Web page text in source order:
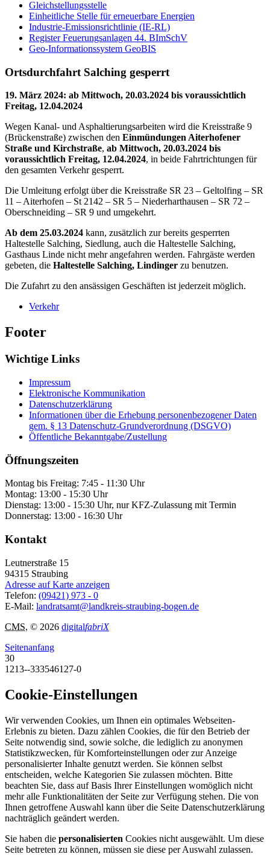
Gleichstellungsstelle
Einheitliche Stelle für erneuerbare Energien
Industrie-Emissionsrichtlinie (IE-RL)
Register Feuerungsanlagen 44. BImSchV
Geo-Informationssystem GeoBIS
Ortsdurchfahrt Salching gesperrt
19. März 2024: ab Mittwoch, 20.03.2024 bis voraussichtlich
Freitag, 12.04.2024
Wegen Kanal- und Asphaltierungsarbeiten wird die Kreisstraße 9
(Brückenstraße) zwischen den Einmündungen Aiterhofener
Straße und Kirchstraße, ab Mittwoch, 20.03.2024 bis
voraussichtlich Freitag, 12.04.2024, in beide Fahrtrichtungen für
den gesamten Verkehr gesperrt.
Die Umleitung erfolgt über die Kreisstraße SR 23 – Geltolfing – SR
11 – Aiterhofen – St 2142 – SR 5 – Niederharthausen – SR 72 –
Oberschneiding – SR 9 und umgekehrt.
Ab dem 25.03.2024 kann, zusätzlich zur bereits gesperrten
Haltestelle Salching, Siedlung, auch die Haltestelle Salching,
Gasthaus Linde nicht mehr angefahren werden. Fahrgäste werden
gebeten, die Haltestelle Salching, Lindinger zu benutzen.
Die Zufahrt zu den ansässigen Geschäften ist jederzeit möglich.
Verkehr
Footer
Wichtige Links
Impressum
Elektronische Kommunikation
Datenschutzerklärung
Informationen über die Erhebung personenbezogener Daten
gem. § 13 Datenschutz-Grundverordnung (DSGVO)
Öffentliche Bekanntgabe/Zustellung
Öffnungszeiten
Montag bis Freitag: 7:45 - 11:30 Uhr
Montag: 13:00 - 15:30 Uhr
Dienstag: 13:00 - 15:30 Uhr, nur KFZ-Zulassung mit Termin
Donnerstag: 13:00 - 16:30 Uhr
Kontakt
Leutnerstraße 15
94315 Straubing
Adresse auf Karte anzeigen
Telefon: (09421) 973 - 0
E-Mail: landratsamt@landkreis-straubing-bogen.de
CMS, © 2026 digitalfabriX
Seitenanfang
30
1213--333546127-0
Cookie-Einstellungen
Wir verwenden Cookies, um Ihnen ein optimales Webseiten-
Erlebnis zu bieten. Dazu zählen Cookies, die für den Betrieb der
Seite notwendig sind, sowie solche, die lediglich zu anonymen
Statistikzwecken, für Komforteinstellungen oder zur Anzeige
personalisierter Inhalte genutzt werden. Sie können selbst
entscheiden, welche Kategorien Sie zulassen möchten. Bitte
beachten Sie, dass auf Basis Ihrer Einstellungen womöglich nicht
mehr alle Funktionalitäten der Seite zur Verfügung stehen. Die von
Ihnen getroffene Auswahl kann über die Seite Datenschutzerklärung
nachträglich geändert werden.
Sie haben die personalisierten Cookies nicht ausgewählt. Um diese
Seite betreten zu können, müssen sie diese per Auswahl zulassen.